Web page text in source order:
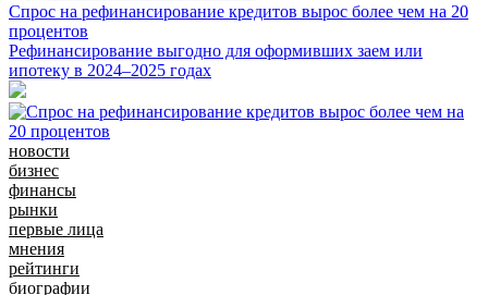
Спрос на рефинансирование кредитов вырос более чем на 20
процентов
Рефинансирование выгодно для оформивших заем или
ипотеку в 2024–2025 годах
новости
бизнес
финансы
рынки
первые лица
мнения
рейтинги
биографии